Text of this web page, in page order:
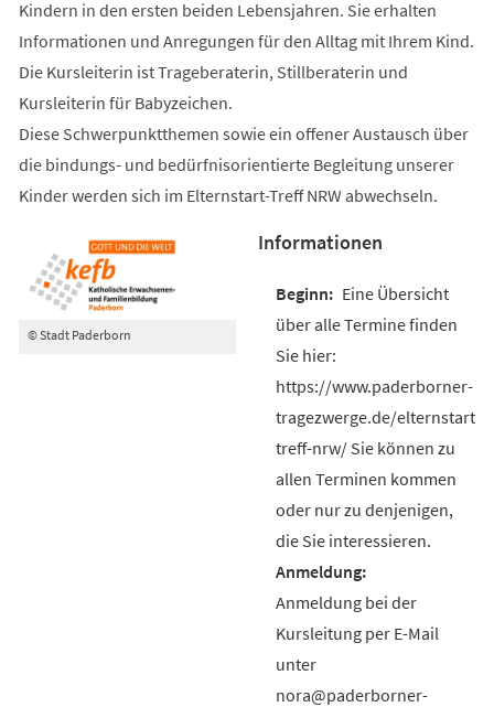
Kindern in den ersten beiden Lebensjahren. Sie erhalten
Informationen und Anregungen für den Alltag mit Ihrem Kind.
Die Kursleiterin ist Trageberaterin, Stillberaterin und
Kursleiterin für Babyzeichen.
Diese Schwerpunktthemen sowie ein offener Austausch über
die bindungs- und bedürfnisorientierte Begleitung unserer
Kinder werden sich im Elternstart-Treff NRW abwechseln.
© Stadt Paderborn
Informationen
Eine Übersicht
über alle Termine finden
Sie hier:
https://www.paderborner-
tragezwerge.de/elternstart-
treff-nrw/ Sie können zu
allen Terminen kommen
oder nur zu denjenigen,
die Sie interessieren.
Anmeldung bei der
Kursleitung per E-Mail
unter
nora@paderborner-